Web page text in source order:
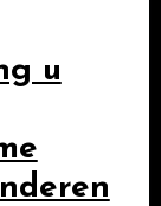
u